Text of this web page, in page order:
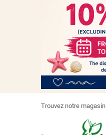
Trouvez notre magasin